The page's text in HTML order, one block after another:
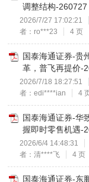
调整结构-260727
2026/7/27 17:02:21
者：ro***23
4 页
国泰海通证券-贵
革，普飞再提价-
2026/7/18 18:27:51
者：edi****ian
4
国泰海通证券-华
握即时零售机遇-
2026/6/4 14:48:31
者：清****飞
4 页
国泰海通证券-东